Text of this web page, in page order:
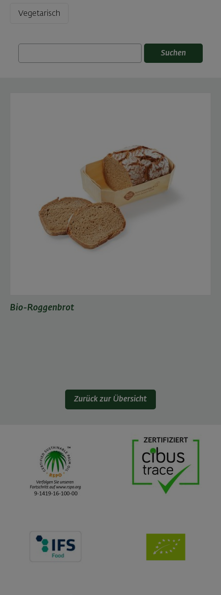
Vegetarisch
Suchen
Bio-Roggenbrot
Zurück zur Übersicht